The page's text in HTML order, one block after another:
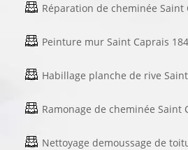
Réparation de cheminée Saint
Peinture mur Saint Caprais
Habillage planche de rive
Ramonage de cheminée Saint
Nettoyage demoussage de